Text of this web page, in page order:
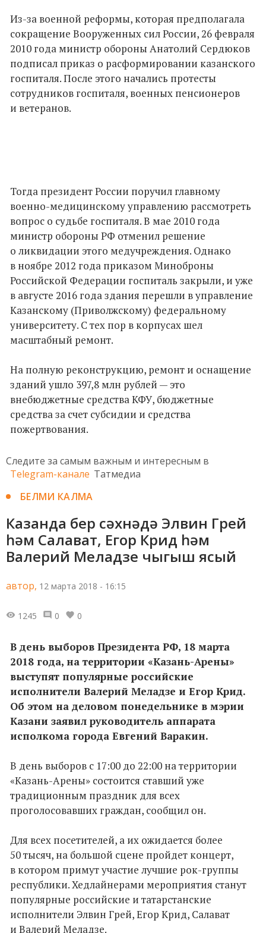
Из-за военной реформы, которая предполагала
сокращение Вооруженных сил России, 26 февраля
2010 года министр обороны Анатолий Сердюков
подписал приказ о расформировании казанского
госпиталя. После этого начались протесты
сотрудников госпиталя, военных пенсионеров
и ветеранов.
Тогда президент России поручил главному
военно-медицинскому управлению рассмотреть
вопрос о судьбе госпиталя. В мае 2010 года
министр обороны РФ отменил решение
о ликвидации этого медучреждения. Однако
в ноябре 2012 года приказом Миноброны
Российской Федерации госпиталь закрыли, и уже
в августе 2016 года здания перешли в управление
Казанскому (Приволжскому) федеральному
университету. С тех пор в корпусах шел
масштабный ремонт.
На полную реконструкцию, ремонт и оснащение
зданий ушло 397,8 млн рублей — это
внебюджетные средства КФУ, бюджетные
средства за счет субсидии и средства
пожертвования.
Следите за самым важным и интересным в
Telegram-канале Татмедиа
БЕЛМИ КАЛМА
Казанда бер сәхнәдә Элвин Грей
һәм Салават, Егор Крид һәм
Валерий Меладзе чыгыш ясый
автор, 12 марта 2018 - 16:15
1245 0 0
В день выборов Президента РФ, 18 марта
2018 года, на территории «Казань-Арены»
выступят популярные российские
исполнители Валерий Меладзе и Егор Крид.
Об этом на деловом понедельнике в мэрии
Казани заявил руководитель аппарата
исполкома города Евгений Варакин.
В день выборов с 17:00 до 22:00 на территории
«Казань-Арены» состоится ставший уже
традиционным праздник для всех
проголосовавших граждан, сообщил он.
Для всех посетителей, а их ожидается более
50 тысяч, на большой сцене пройдет концерт,
в котором примут участие лучшие рок-группы
республики. Хедлайнерами мероприятия станут
популярные российские и татарстанские
исполнители Элвин Грей, Егор Крид, Салават
и Валерий Меладзе.